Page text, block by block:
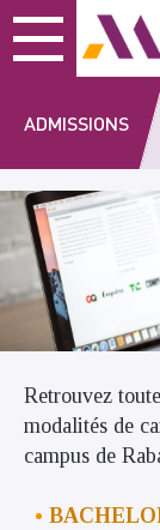
Skip
to
content
Skip
to
main
Skip
to
search
Arts et
ADMISSIONS
Retrouvez
modalités de
campus de